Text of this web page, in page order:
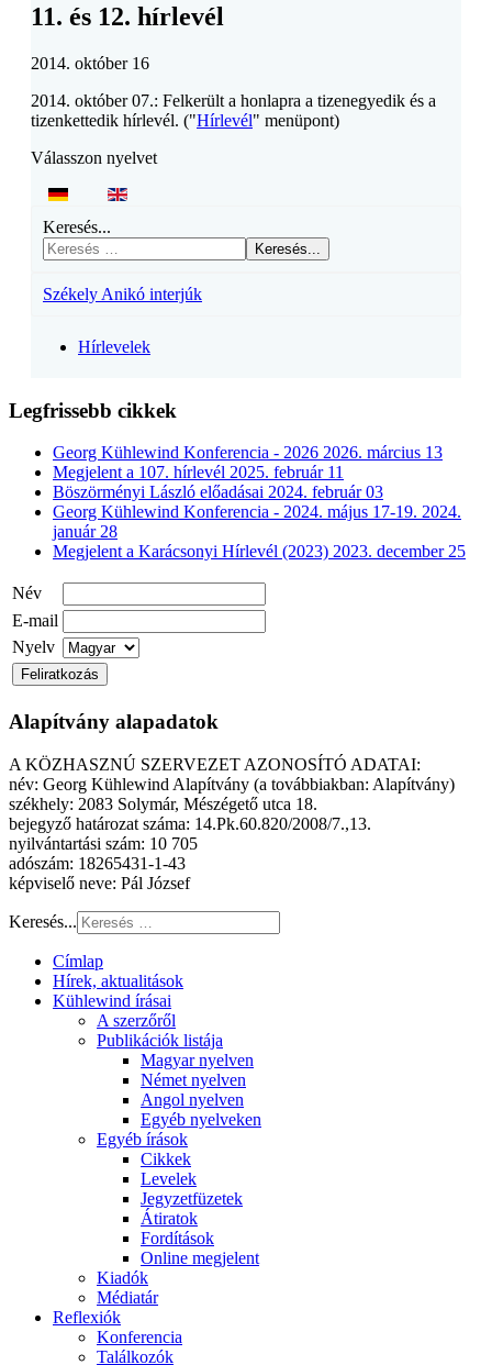
11. és 12. hírlevél
2014. október 16
2014. október 07.: Felkerült a honlapra a tizenegyedik és a
tizenkettedik hírlevél. ("Hírlevél" menüpont)
Válasszon nyelvet
Keresés...
Keresés...
Székely Anikó interjúk
Hírlevelek
Legfrissebb cikkek
Georg Kühlewind Konferencia - 2026 2026. március 13
Megjelent a 107. hírlevél 2025. február 11
Böszörményi László előadásai 2024. február 03
Georg Kühlewind Konferencia - 2024. május 17-19. 2024.
január 28
Megjelent a Karácsonyi Hírlevél (2023) 2023. december 25
Név
E-mail
Nyelv
Alapítvány alapadatok
A KÖZHASZNÚ SZERVEZET AZONOSÍTÓ ADATAI:
név: Georg Kühlewind Alapítvány (a továbbiakban: Alapítvány)
székhely: 2083 Solymár, Mészégető utca 18.
bejegyző határozat száma: 14.Pk.60.820/2008/7.,13.
nyilvántartási szám: 10 705
adószám: 18265431-1-43
képviselő neve: Pál József
Keresés...
Címlap
Hírek, aktualitások
Kühlewind írásai
A szerzőről
Publikációk listája
Magyar nyelven
Német nyelven
Angol nyelven
Egyéb nyelveken
Egyéb írások
Cikkek
Levelek
Jegyzetfüzetek
Átiratok
Fordítások
Online megjelent
Kiadók
Médiatár
Reflexiók
Konferencia
Találkozók